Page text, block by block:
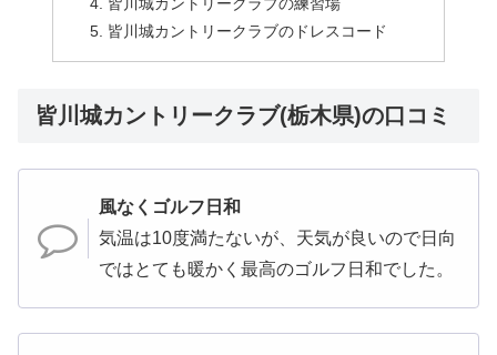
皆川城カントリークラブのドレスコード
皆川城カントリークラブ(栃木県)の口コミ
風なくゴルフ日和
気温は10度満たないが、天気が良いので日向
ではとても暖かく最高のゴルフ日和でした。